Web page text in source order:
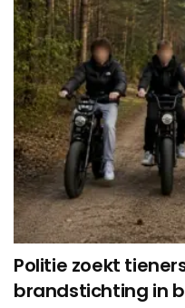
Politie zoekt
brandstichting in